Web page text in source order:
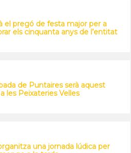
el pregó de festa major per a
els cinquanta anys de l’entitat
de Puntaires serà aquest
les Peixateries Velles
una jornada lúdica per